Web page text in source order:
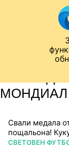
Към
Лига на
МОНДИАЛ
Свали медала
пощальона!
ПОВЕЧЕ ОТ
СВЕТОВЕН